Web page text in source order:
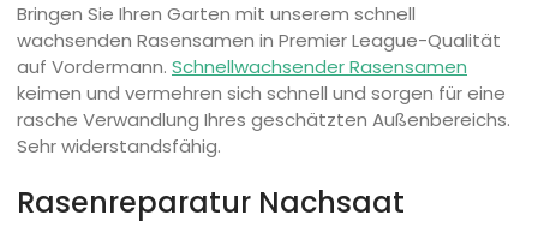
Bringen Sie Ihren Garten mit unserem schnell
wachsenden Rasensamen in Premier League-Qualität
auf Vordermann. Schnellwachsender Rasensamen
keimen und vermehren sich schnell und sorgen für eine
rasche Verwandlung Ihres geschätzten Außenbereichs.
Sehr widerstandsfähig.
Rasenreparatur Nachsaat